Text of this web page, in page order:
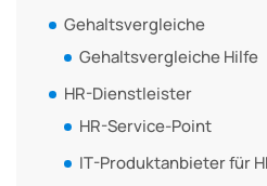
Gehaltsvergleiche
Gehaltsvergleiche Hilfe
HR-Dienstleister
HR-Service-Point
IT-Produktanbieter für